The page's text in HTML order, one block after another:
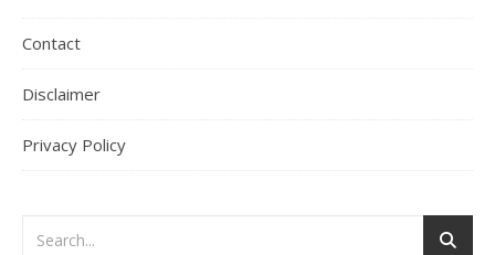
Contact
Disclaimer
Privacy Policy